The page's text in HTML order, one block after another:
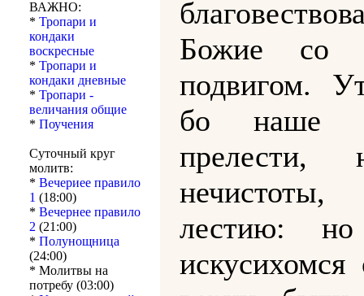
ВАЖНО:
* Тропари и
кондаки
воскресные
* Тропари и
кондаки дневные
* Тропари -
величания общие
* Поучения
Суточный круг
молитв:
* Вечериее правило
1 (18:00)
* Вечернее правило
2 (21:00)
* Полунощница
(24:00)
* Молитвы на
потребу (03:00)
Божие со
подвигом.
бо наше
лестию:
искусихомся